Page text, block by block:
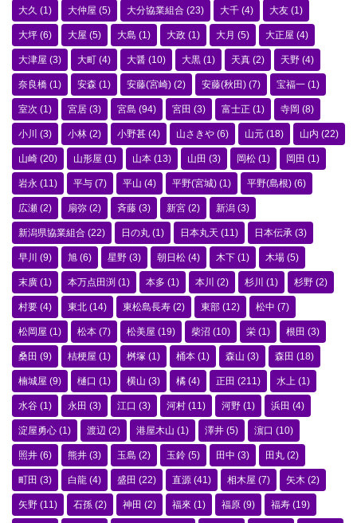
大久 (1) 大仲屋 (5) 大分協業組合 (23) 大千 (4) 大友 (1)
大坪 (6) 大屋 (5) 大島 (1) 大政 (1) 大月 (5) 大正屋 (4)
大津屋 (3) 大町 (4) 大醤 (10) 大黒 (1) 天真 (2) 天野 (4)
奈良橋 (1) 安森 (1) 安藤(宮崎) (2) 安藤(秋田) (7) 宝福一 (1)
室次 (1) 宮居 (3) 宮島 (94) 宮田 (3) 富士正 (1) 寺岡 (8)
小川 (3) 小林 (2) 小野甚 (4) 山さきや (6) 山元 (18) 山内 (22)
山崎 (20) 山形屋 (1) 山本 (13) 山田 (3) 岡松 (1) 岡田 (1)
岩永 (11) 平与 (7) 平山 (4) 平野(宮城) (1) 平野(島根) (6)
広瀬 (2) 扇弥 (2) 斉藤 (3) 新宮 (2) 新潟 (3)
新潟県協業組合 (22) 日の丸 (1) 日本丸天 (11) 日本伝承 (3)
早川 (9) 旭 (6) 星野 (3) 朝日松 (4) 木下 (1) 木場 (5)
末廣 (1) 本万点田渕 (1) 本多 (1) 本川 (2) 杉川 (1) 杉野 (2)
村要 (4) 東北 (14) 東松島長寿 (2) 東部 (12) 松中 (7)
松岡屋 (1) 松本 (7) 松美屋 (19) 柴沼 (10) 栄 (1) 根田 (3)
桑田 (9) 桔梗屋 (1) 桝塚 (1) 桶本 (1) 森山 (3) 森田 (18)
楠城屋 (9) 樋口 (1) 横山 (3) 橘 (4) 正田 (211) 水上 (1)
水谷 (1) 永田 (3) 江口 (3) 河村 (11) 河野 (1) 浜田 (4)
淀屋勇心 (1) 渡辺 (2) 港屋木山 (1) 澤井 (5) 濵口 (10)
照井 (6) 熊井 (3) 玉島 (2) 玉鈴 (5) 田中 (3) 田丸 (2)
町田 (3) 白龍 (4) 盛田 (22) 直源 (41) 相木屋 (7) 矢木 (2)
矢野 (11) 石孫 (2) 神田 (2) 福來 (1) 福原 (9) 福寿 (19)